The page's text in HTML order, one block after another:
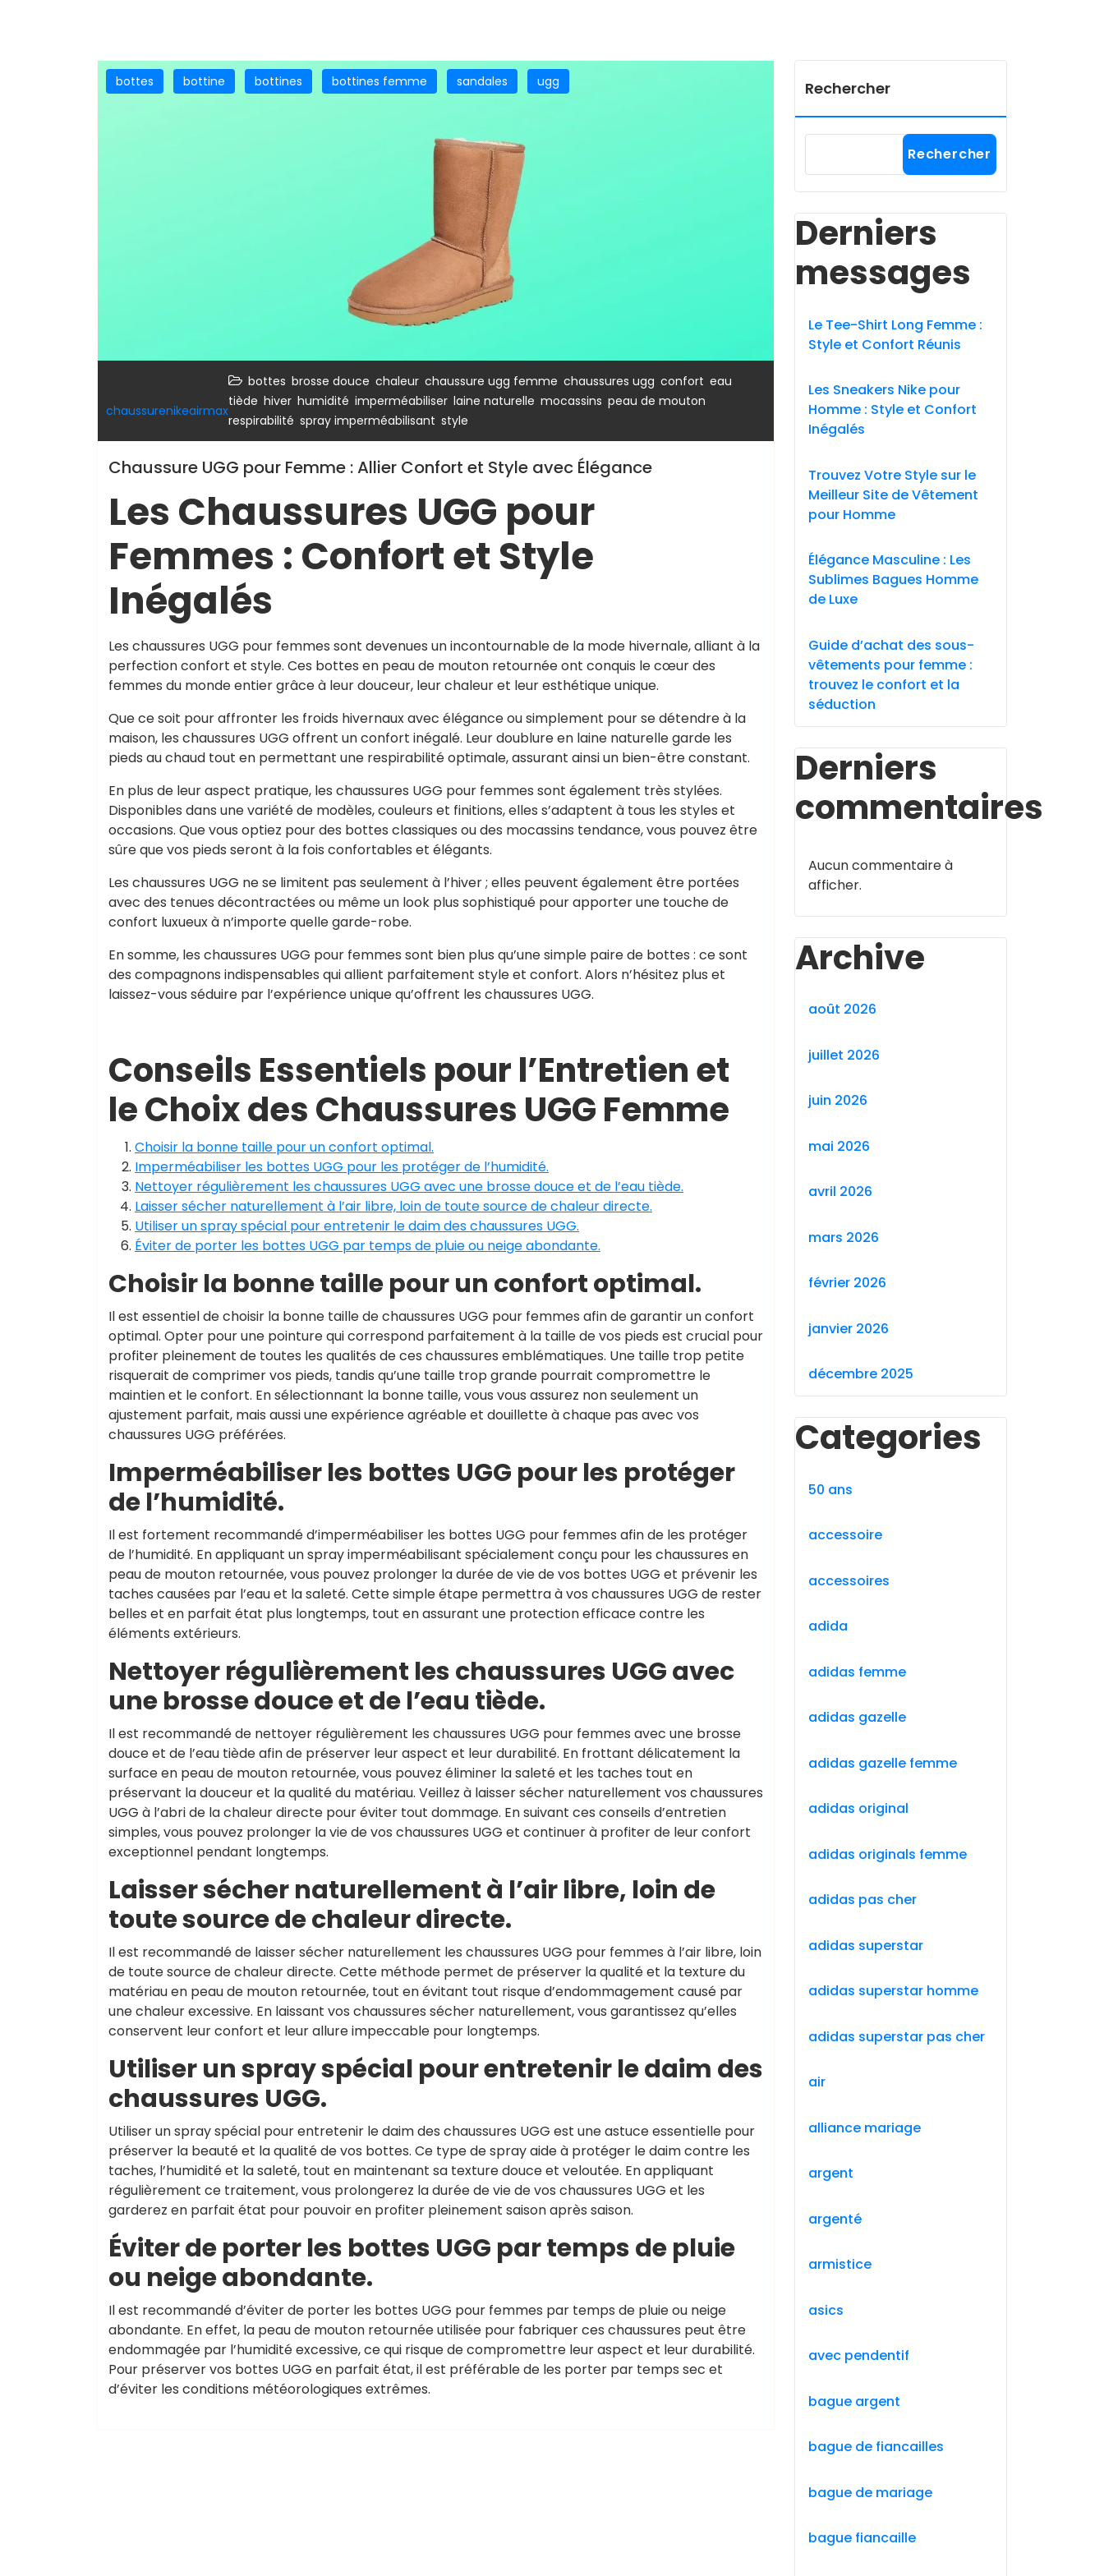
bottes bottine bottines bottines femme sandales ugg
chaussurenikeairmax
bottes brosse douce chaleur chaussure ugg femme chaussures ugg confort eau
tiède hiver humidité imperméabiliser laine naturelle mocassins peau de mouton
respirabilité spray imperméabilisant style
Chaussure UGG pour Femme : Allier Confort et Style avec Élégance
Les Chaussures UGG pour
Femmes : Confort et Style
Inégalés
Les chaussures UGG pour femmes sont devenues un incontournable de la mode hivernale, alliant à la
perfection confort et style. Ces bottes en peau de mouton retournée ont conquis le cœur des
femmes du monde entier grâce à leur douceur, leur chaleur et leur esthétique unique.
Que ce soit pour affronter les froids hivernaux avec élégance ou simplement pour se détendre à la
maison, les chaussures UGG offrent un confort inégalé. Leur doublure en laine naturelle garde les
pieds au chaud tout en permettant une respirabilité optimale, assurant ainsi un bien-être constant.
En plus de leur aspect pratique, les chaussures UGG pour femmes sont également très stylées.
Disponibles dans une variété de modèles, couleurs et finitions, elles s’adaptent à tous les styles et
occasions. Que vous optiez pour des bottes classiques ou des mocassins tendance, vous pouvez être
sûre que vos pieds seront à la fois confortables et élégants.
Les chaussures UGG ne se limitent pas seulement à l’hiver ; elles peuvent également être portées
avec des tenues décontractées ou même un look plus sophistiqué pour apporter une touche de
confort luxueux à n’importe quelle garde-robe.
En somme, les chaussures UGG pour femmes sont bien plus qu’une simple paire de bottes : ce sont
des compagnons indispensables qui allient parfaitement style et confort. Alors n’hésitez plus et
laissez-vous séduire par l’expérience unique qu’offrent les chaussures UGG.
Conseils Essentiels pour l’Entretien et
le Choix des Chaussures UGG Femme
Choisir la bonne taille pour un confort optimal.
Imperméabiliser les bottes UGG pour les protéger de l’humidité.
Nettoyer régulièrement les chaussures UGG avec une brosse douce et de l’eau tiède.
Laisser sécher naturellement à l’air libre, loin de toute source de chaleur directe.
Utiliser un spray spécial pour entretenir le daim des chaussures UGG.
Éviter de porter les bottes UGG par temps de pluie ou neige abondante.
Choisir la bonne taille pour un confort optimal.
Il est essentiel de choisir la bonne taille de chaussures UGG pour femmes afin de garantir un confort
optimal. Opter pour une pointure qui correspond parfaitement à la taille de vos pieds est crucial pour
profiter pleinement de toutes les qualités de ces chaussures emblématiques. Une taille trop petite
risquerait de comprimer vos pieds, tandis qu’une taille trop grande pourrait compromettre le
maintien et le confort. En sélectionnant la bonne taille, vous vous assurez non seulement un
ajustement parfait, mais aussi une expérience agréable et douillette à chaque pas avec vos
chaussures UGG préférées.
Imperméabiliser les bottes UGG pour les protéger
de l’humidité.
Il est fortement recommandé d’imperméabiliser les bottes UGG pour femmes afin de les protéger
de l’humidité. En appliquant un spray imperméabilisant spécialement conçu pour les chaussures en
peau de mouton retournée, vous pouvez prolonger la durée de vie de vos bottes UGG et prévenir les
taches causées par l’eau et la saleté. Cette simple étape permettra à vos chaussures UGG de rester
belles et en parfait état plus longtemps, tout en assurant une protection efficace contre les
éléments extérieurs.
Nettoyer régulièrement les chaussures UGG avec
une brosse douce et de l’eau tiède.
Il est recommandé de nettoyer régulièrement les chaussures UGG pour femmes avec une brosse
douce et de l’eau tiède afin de préserver leur aspect et leur durabilité. En frottant délicatement la
surface en peau de mouton retournée, vous pouvez éliminer la saleté et les taches tout en
préservant la douceur et la qualité du matériau. Veillez à laisser sécher naturellement vos chaussures
UGG à l’abri de la chaleur directe pour éviter tout dommage. En suivant ces conseils d’entretien
simples, vous pouvez prolonger la vie de vos chaussures UGG et continuer à profiter de leur confort
exceptionnel pendant longtemps.
Laisser sécher naturellement à l’air libre, loin de
toute source de chaleur directe.
Il est recommandé de laisser sécher naturellement les chaussures UGG pour femmes à l’air libre, loin
de toute source de chaleur directe. Cette méthode permet de préserver la qualité et la texture du
matériau en peau de mouton retournée, tout en évitant tout risque d’endommagement causé par
une chaleur excessive. En laissant vos chaussures sécher naturellement, vous garantissez qu’elles
conservent leur confort et leur allure impeccable pour longtemps.
Utiliser un spray spécial pour entretenir le daim des
chaussures UGG.
Utiliser un spray spécial pour entretenir le daim des chaussures UGG est une astuce essentielle pour
préserver la beauté et la qualité de vos bottes. Ce type de spray aide à protéger le daim contre les
taches, l’humidité et la saleté, tout en maintenant sa texture douce et veloutée. En appliquant
régulièrement ce traitement, vous prolongerez la durée de vie de vos chaussures UGG et les
garderez en parfait état pour pouvoir en profiter pleinement saison après saison.
Éviter de porter les bottes UGG par temps de pluie
ou neige abondante.
Il est recommandé d’éviter de porter les bottes UGG pour femmes par temps de pluie ou neige
abondante. En effet, la peau de mouton retournée utilisée pour fabriquer ces chaussures peut être
endommagée par l’humidité excessive, ce qui risque de compromettre leur aspect et leur durabilité.
Pour préserver vos bottes UGG en parfait état, il est préférable de les porter par temps sec et
d’éviter les conditions météorologiques extrêmes.
Rechercher
Rechercher
Derniers
messages
Le Tee-Shirt Long Femme :
Style et Confort Réunis
Les Sneakers Nike pour
Homme : Style et Confort
Inégalés
Trouvez Votre Style sur le
Meilleur Site de Vêtement
pour Homme
Élégance Masculine : Les
Sublimes Bagues Homme
de Luxe
Guide d’achat des sous-
vêtements pour femme :
trouvez le confort et la
séduction
Derniers
commentaires
Aucun commentaire à
afficher.
Archive
août 2026
juillet 2026
juin 2026
mai 2026
avril 2026
mars 2026
février 2026
janvier 2026
décembre 2025
Categories
50 ans
accessoire
accessoires
adida
adidas femme
adidas gazelle
adidas gazelle femme
adidas original
adidas originals femme
adidas pas cher
adidas superstar
adidas superstar homme
adidas superstar pas cher
air
alliance mariage
argent
argenté
armistice
asics
avec pendentif
bague argent
bague de fiancailles
bague de mariage
bague fiancaille